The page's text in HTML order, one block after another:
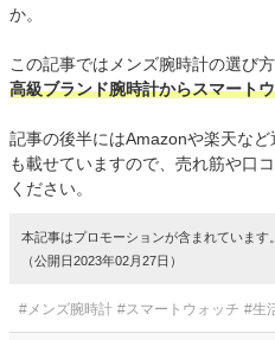
か。
この記事ではメンズ腕時計の選び
高級ブランド腕時計からスマート
記事の後半にはAmazonや楽天な
も載せていますので、売れ筋や口
ください。
本記事はプロモーションが含まれていま
（公開日2023年02月27日）
#メンズ腕時計 #スマートウォッチ #生